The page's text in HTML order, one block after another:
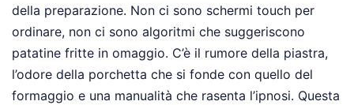
della preparazione. Non ci sono schermi touch per
ordinare, non ci sono algoritmi che suggeriscono
patatine fritte in omaggio. C’è il rumore della piastra,
l’odore della porchetta che si fonde con quello del
formaggio e una manualità che rasenta l’ipnosi. Questa